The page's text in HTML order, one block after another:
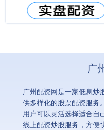
广
广州配资网是一家低息炒
供多样化的股票配资服务
用户可以灵活选择适合自
线上配资炒股服务，方便